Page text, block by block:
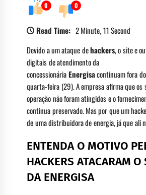
0 0
Read Time: 2 Minute, 11 Second
Devido a um ataque dehackers, o site e
digitais de atendimento da
concessionária Energisacontinuam fora
quarta-feira (29). A empresa afirma que os
operação não foram atingidos e o
continua preservado. Mas por que um
de uma distribuidora de energia, já que ali
ENTENDA O MOTIVO
HACKERS ATACARAM O
DA ENERGISA